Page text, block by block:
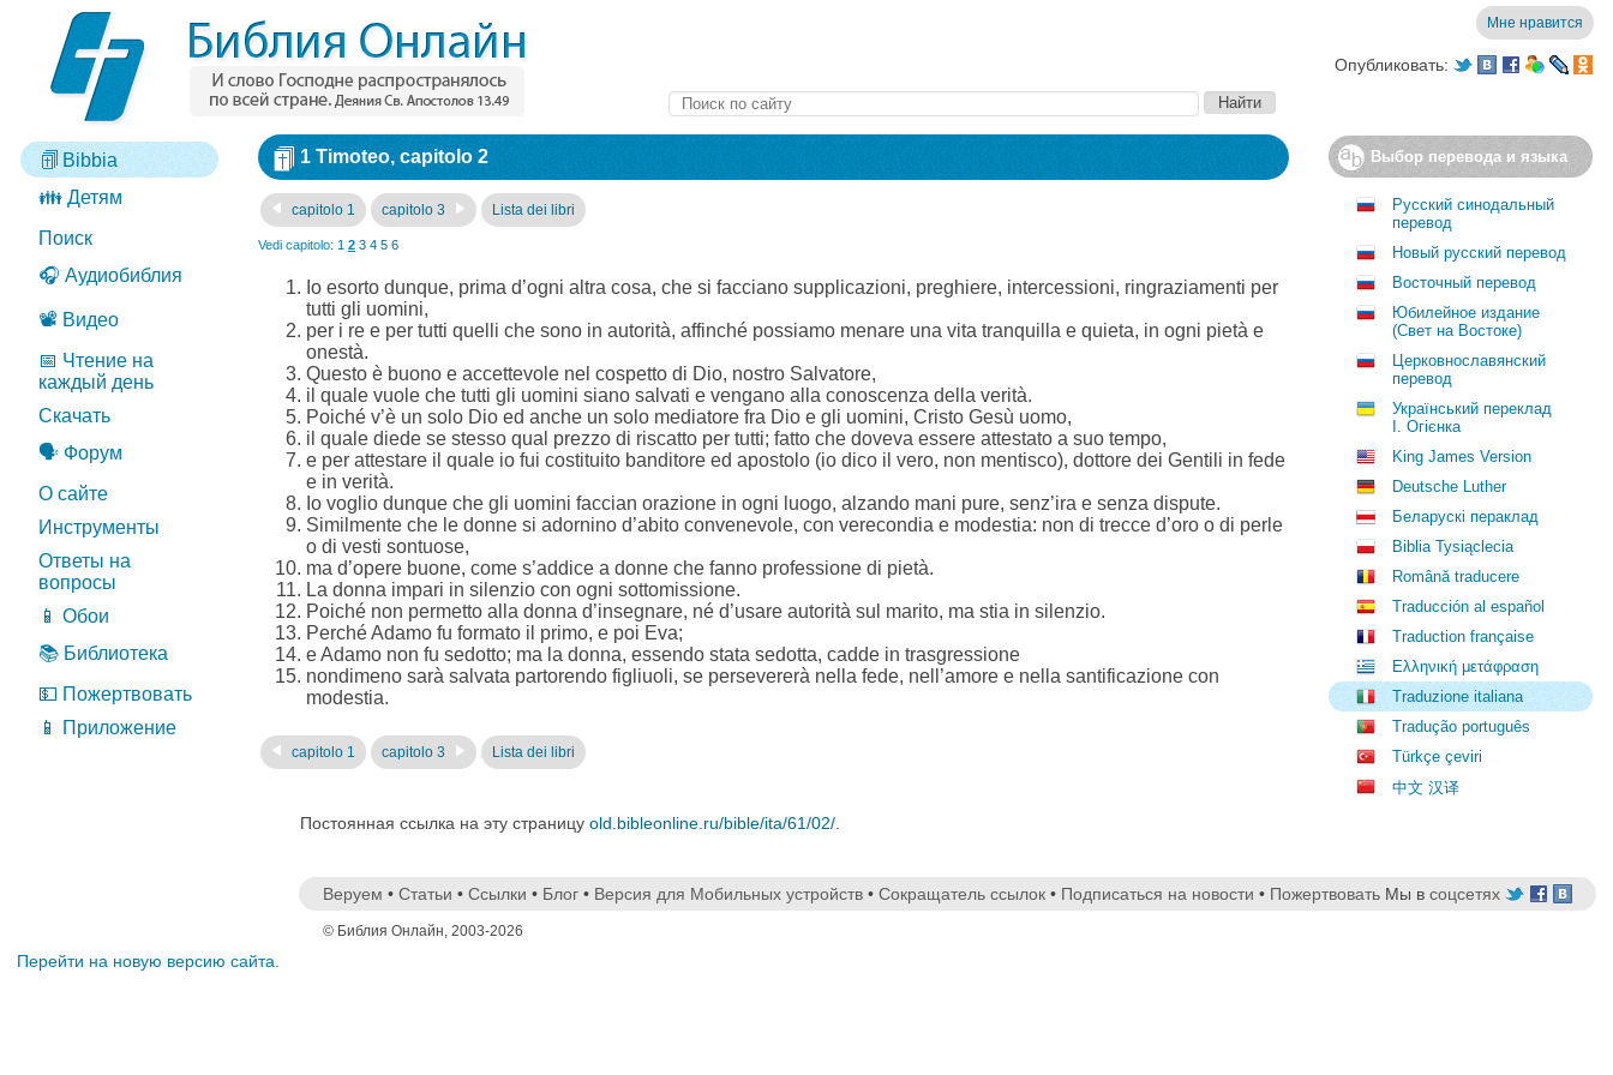
Мне нравится
Опубликовать:
Bibbia
👪 Детям
Поиск
🎧 Аудиобиблия
📽️ Видео
📅 Чтение на
каждый день
Скачать
🗣️ Форум
О сайте
Инструменты
Ответы на
вопросы
📱 Обои
📚 Библиотека
💵 Пожертвовать
📱 Приложение
1 Timoteo, capitolo 2
capitolo 1 capitolo 3 Lista dei libri
Vedi capitolo: 1 2 3 4 5 6
Io esorto dunque, prima d’ogni altra cosa, che si facciano supplicazioni, preghiere, intercessioni, ringraziamenti per
tutti gli uomini,
per i re e per tutti quelli che sono in autorità, affinché possiamo menare una vita tranquilla e quieta, in ogni pietà e
onestà.
Questo è buono e accettevole nel cospetto di Dio, nostro Salvatore,
il quale vuole che tutti gli uomini siano salvati e vengano alla conoscenza della verità.
Poiché v’è un solo Dio ed anche un solo mediatore fra Dio e gli uomini, Cristo Gesù uomo,
il quale diede se stesso qual prezzo di riscatto per tutti; fatto che doveva essere attestato a suo tempo,
e per attestare il quale io fui costituito banditore ed apostolo (io dico il vero, non mentisco), dottore dei Gentili in fede
e in verità.
Io voglio dunque che gli uomini faccian orazione in ogni luogo, alzando mani pure, senz’ira e senza dispute.
Similmente che le donne si adornino d’abito convenevole, con verecondia e modestia: non di trecce d’oro o di perle
o di vesti sontuose,
ma d’opere buone, come s’addice a donne che fanno professione di pietà.
La donna impari in silenzio con ogni sottomissione.
Poiché non permetto alla donna d’insegnare, né d’usare autorità sul marito, ma stia in silenzio.
Perché Adamo fu formato il primo, e poi Eva;
e Adamo non fu sedotto; ma la donna, essendo stata sedotta, cadde in trasgressione
nondimeno sarà salvata partorendo figliuoli, se persevererà nella fede, nell’amore e nella santificazione con
modestia.
capitolo 1 capitolo 3 Lista dei libri
Постоянная ссылка на эту страницу old.bibleonline.ru/bible/ita/61/02/
Выбор перевода и языка
Русский синодальный
перевод
Новый русский перевод
Восточный перевод
Юбилейное издание
(Свет на Востоке)
Церковнославянский
перевод
Український переклад
І. Огієнка
King James Version
Deutsche Luther
Беларускі пераклад
Biblia Tysiąclecia
Română traducere
Traducción al español
Traduction française
Ελληνική μετάφραση
Traduzione italiana
Tradução português
Türkçe çeviri
中文 汉译
Мы в соцсетях
Веруем • Статьи • Ссылки • Блог • Версия для Мобильных устройств • Сокращатель ссылок • Подписаться на новости • Пожертвовать
© Библия Онлайн, 2003-2026
Перейти на новую версию сайта.